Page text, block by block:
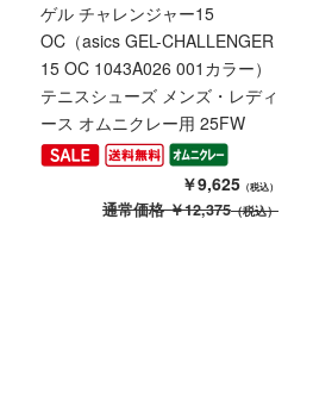
ゲル チャレンジャー15
OC（asics GEL-CHALLENGER
15 OC 1043A026 001カラー）
テニスシューズ メンズ・レディ
ース オムニクレー用 25FW
￥9,625 （税込）
通常価格￥12,375（税込）